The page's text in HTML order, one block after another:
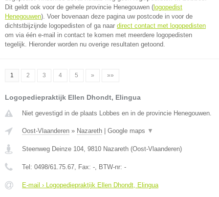
Dit geldt ook voor de gehele provincie Henegouwen ( logopedist
Henegouwen). Voer bovenaan deze pagina uw postcode in voor de
dichtstbijzijnde logopedisten of ga naar direct contact met logopedisten
om via één e-mail in contact te komen met meerdere logopedisten
tegelijk. Hieronder worden nu overige resultaten getoond.
1 2 3 4 5 » »»
Logopediepraktijk Ellen Dhondt, Elingua
Niet gevestigd in de plaats Lobbes en in de provincie Henegouwen.
Oost-Vlaanderen » Nazareth Google maps ▼
Steenweg Deinze 104, 9810 Nazareth (Oost-Vlaanderen)
Tel: 0498/61.75.67, Fax: -, BTW-nr: -
E-mail › Logopediepraktijk Ellen Dhondt, Elingua